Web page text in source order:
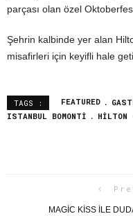
parçası olan özel
Şehrin kalbinde yer alan
misafirleri için keyifli hale
TAGS : FEATURED
ISTANBUL BOMONTI
HILTON
MAGIC KISS ILE